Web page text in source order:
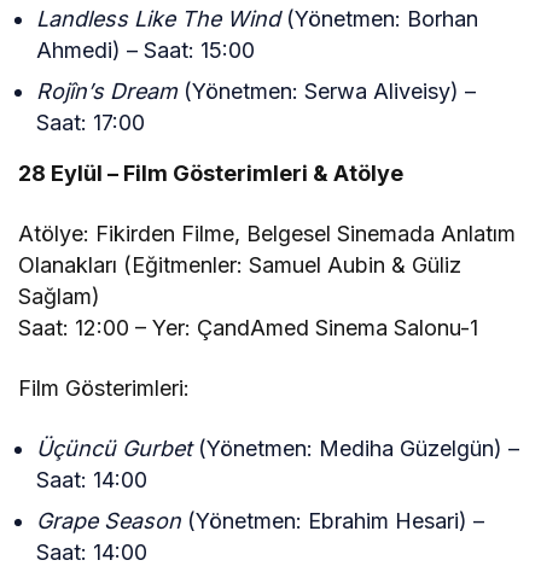
Landless Like The Wind(Yönetmen: Borhan
Ahmedi) – Saat: 15:00
Rojîn’s Dream(Yönetmen: Serwa Aliveisy) –
Saat: 17:00
28 Eylül – Film Gösterimleri & Atölye
Atölye: Fikirden Filme, Belgesel Sinemada Anlatım
Olanakları (Eğitmenler: Samuel Aubin & Güliz
Sağlam)
Saat: 12:00 – Yer: ÇandAmed Sinema Salonu-1
Film Gösterimleri:
Üçüncü Gurbet(Yönetmen: Mediha Güzelgün) –
Saat: 14:00
Grape Season (Yönetmen: Ebrahim Hesari) –
Saat: 14:00